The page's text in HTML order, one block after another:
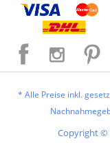
* Alle Preise inkl.
Copyright ©